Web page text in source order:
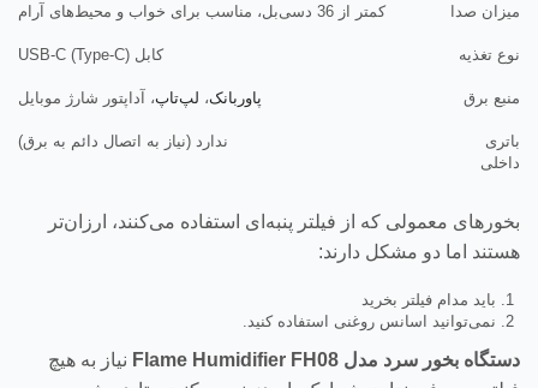
میزان صدا کمتر از 36 دسی‌بل، مناسب برای خواب و محیط‌های آرام
نوع تغذیه کابل USB-C (Type-C)
منبع برق پاوربانک، لپ‌تاپ، آداپتور شارژ موبایل
باتری
داخلی
ندارد (نیاز به اتصال دائم به برق)
بخورهای معمولی که از فیلتر پنبه‌ای استفاده می‌کنند، ارزان‌تر
هستند اما دو مشکل دارند:
باید مدام فیلتر بخرید
نمی‌توانید اسانس روغنی استفاده کنید.
دستگاه بخور سرد مدل Flame Humidifier FH08
نیاز به هیچ